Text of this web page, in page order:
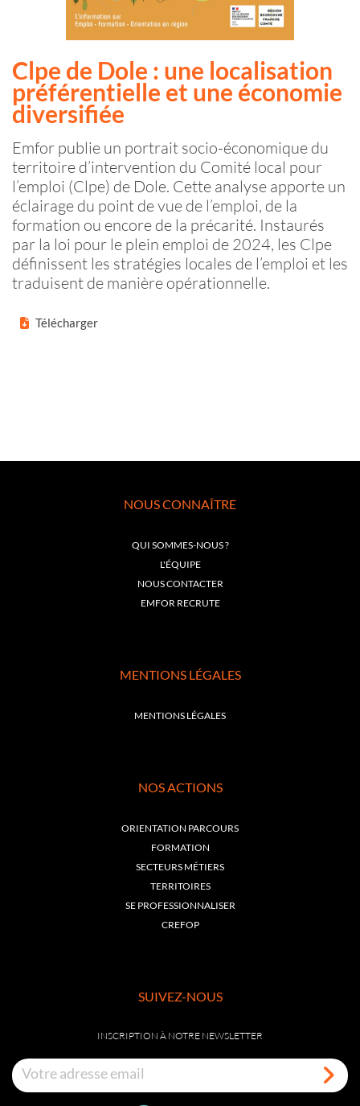
Clpe de Dole : une localisation
préférentielle et une économie
diversifiée
Emfor publie un portrait socio-économique du
territoire d’intervention du Comité local pour
l’emploi (Clpe) de Dole. Cette analyse apporte un
éclairage du point de vue de l’emploi, de la
formation ou encore de la précarité. Instaurés
par la loi pour le plein emploi de 2024, les Clpe
définissent les stratégies locales de l’emploi et les
traduisent de manière opérationnelle.
Télécharger
NOUS CONNAÎTRE
QUI SOMMES-NOUS ?
L'ÉQUIPE
NOUS CONTACTER
EMFOR RECRUTE
MENTIONS LÉGALES
MENTIONS LÉGALES
NOS ACTIONS
ORIENTATION PARCOURS
FORMATION
SECTEURS MÉTIERS
TERRITOIRES
SE PROFESSIONNALISER
CREFOP
SUIVEZ-NOUS
INSCRIPTION À NOTRE NEWSLETTER